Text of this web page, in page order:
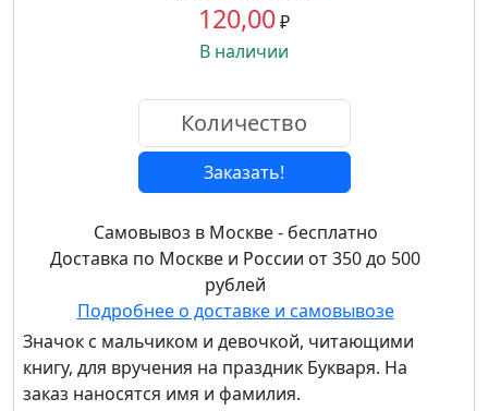
120,00₽
В наличии
Заказать!
Самовывоз в Москве - бесплатно
Доставка по Москве и России от 350 до 500
рублей
Подробнее о доставке и самовывозе
Значок с мальчиком и девочкой, читающими
книгу, для вручения на праздник Букваря. На
заказ наносятся имя и фамилия.